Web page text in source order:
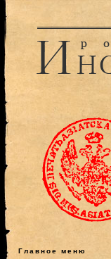
Главное меню